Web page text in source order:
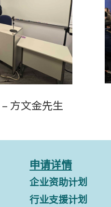
方文金先生
申请详情
企业资助计划
行业支援计划